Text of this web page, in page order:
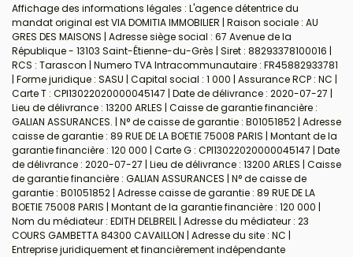
Affichage des informations légales : L'agence détentrice du
mandat original est VIA DOMITIA IMMOBILIER | Raison sociale : AU
GRES DES MAISONS | Adresse siège social : 67 Avenue de la
République - 13103 Saint-Étienne-du-Grès | Siret : 88293378100016 |
RCS : Tarascon | Numero TVA Intracommunautaire : FR45882933781
| Forme juridique : SASU | Capital social : 1 000 | Assurance RCP : NC |
Carte T : CPI13022020000045147 | Date de délivrance : 2020-07-27 |
Lieu de délivrance : 13200 ARLES | Caisse de garantie financière :
GALIAN ASSURANCES. | N° de caisse de garantie : B01051852 | Adresse
caisse de garantie : 89 RUE DE LA BOETIE 75008 PARIS | Montant de la
garantie financière : 120 000 | Carte G : CPI13022020000045147 | Date
de délivrance : 2020-07-27 | Lieu de délivrance : 13200 ARLES | Caisse
de garantie financière : GALIAN ASSURANCES | N° de caisse de
garantie : B01051852 | Adresse caisse de garantie : 89 RUE DE LA
BOETIE 75008 PARIS | Montant de la garantie financière : 120 000 |
Nom du médiateur : EDITH DELBREIL | Adresse du médiateur : 23
COURS GAMBETTA 84300 CAVAILLON | Adresse du site : NC |
Entreprise juridiquement et financièrement indépendante